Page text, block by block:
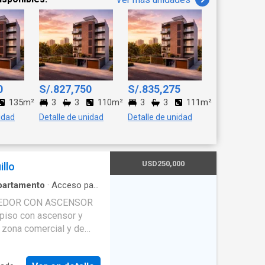
135m²
S/.827,750
3 3 110m²
Detalle de unidad
S/.835,275
3 3 111m²
Detalle de unidad
· Acceso para
CON ASCENSOR
con ascensor y
comercial y de
USD250,000